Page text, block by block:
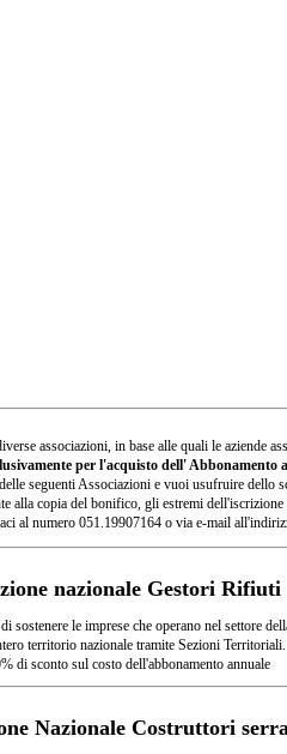
associazioni, in base alle quali le aziende
per l'acquisto dell' Abbonamento
seguenti Associazioni e vuoi usufruire
alla copia del bonifico, gli estremi dell'iscrizione
al numero 051.19907164 o via e-mail
nazionale Gestori Rifiuti
sostenere le imprese che operano nel settore
territorio nazionale tramite Sezioni Territoriali.
di sconto sul costo dell'abbonamento annuale
Nazionale Costruttori